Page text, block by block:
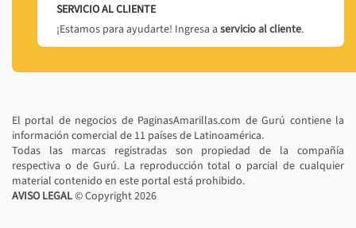
SERVICIO AL CLIENTE
¡Estamos para ayudarte! Ingresa a servicio al cliente.
El portal de negocios de PaginasAmarillas.com de Gurú contiene la
información comercial de 11 países de Latinoamérica.
Todas las marcas registradas son propiedad de la compañía
respectiva o de Gurú. La reproducción total o parcial de cualquier
material contenido en este portal está prohibido.
AVISO LEGAL© Copyright2026